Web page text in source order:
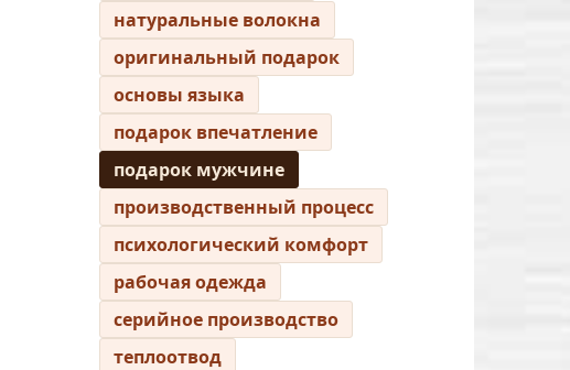
натуральные волокна
оригинальный подарок
основы языка
подарок впечатление
подарок мужчине
производственный процесс
психологический комфорт
рабочая одежда
серийное производство
теплоотвод